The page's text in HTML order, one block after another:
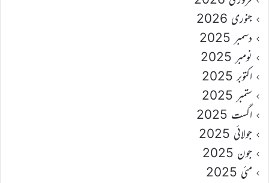
جنوری 2026
دسمبر 2025
نومبر 2025
اکتوبر 2025
ستمبر 2025
اگست 2025
جولائی 2025
جون 2025
مئی 2025